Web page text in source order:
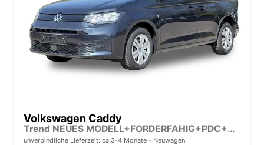
Volkswagen Caddy
Trend NEUES MODELL+FÖRDERFÄHIG+PDC+ACC+LANE ASSIST
unverbindliche Lieferzeit: ca.3-4 Monate Neuwagen